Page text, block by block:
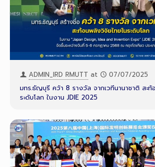
ADMIN_IRD RMUTT at
07/07/2025
มทร.ธัญบุรี คว้า 8 รางวัล จากเวทีนานาชาติ สะท้
ระดับโลก ในงาน JDIE 2025